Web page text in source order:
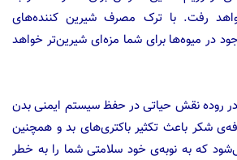
رفت. با ترک مصرف شیرین کننده‌های
در میوه‌ها برای شما مزه‌ای شیرین‌تر خواهد
روده نقش حیاتی در حفظ سیستم ایمنی بدن
شکر باعث تکثیر باکتری‌های بد و همچنین
که به نوبه‌ی خود سلامتی شما را به خطر